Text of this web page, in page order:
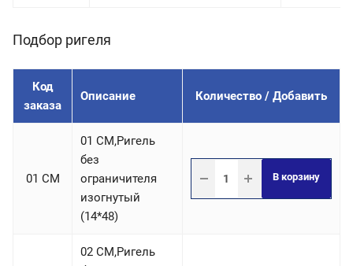
Подбор ригеля
Код
заказа
Описание Количество / Добавить
01 СM
01 СM,Ригель
без
ограничителя
изогнутый
(14*48)
В корзину
02 СM,Ригель